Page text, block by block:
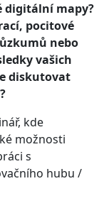
digitální mapy?
pocitové
nebo
vašich
diskutovat
kde
možnosti
s
hubu /